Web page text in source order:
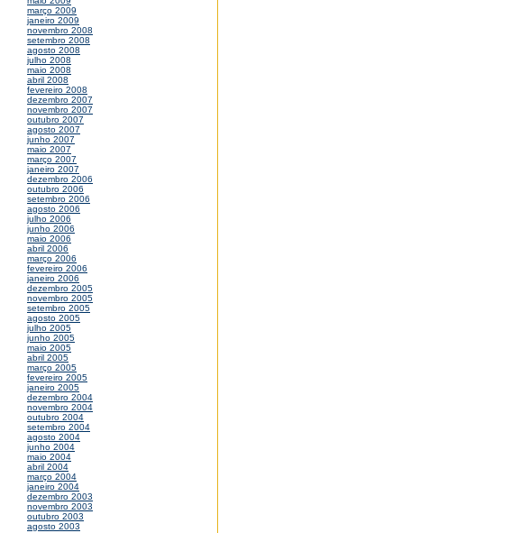
março 2009
janeiro 2009
novembro 2008
setembro 2008
agosto 2008
julho 2008
maio 2008
abril 2008
fevereiro 2008
dezembro 2007
novembro 2007
outubro 2007
agosto 2007
junho 2007
maio 2007
março 2007
janeiro 2007
dezembro 2006
outubro 2006
setembro 2006
agosto 2006
julho 2006
junho 2006
maio 2006
abril 2006
março 2006
fevereiro 2006
janeiro 2006
dezembro 2005
novembro 2005
setembro 2005
agosto 2005
julho 2005
junho 2005
maio 2005
abril 2005
março 2005
fevereiro 2005
janeiro 2005
dezembro 2004
novembro 2004
outubro 2004
setembro 2004
agosto 2004
junho 2004
maio 2004
abril 2004
março 2004
janeiro 2004
dezembro 2003
novembro 2003
outubro 2003
agosto 2003